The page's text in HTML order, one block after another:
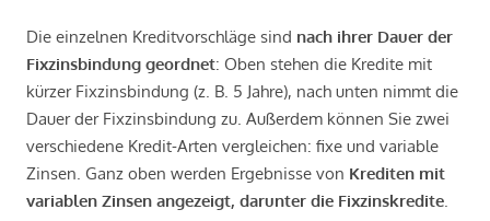
Die einzelnen Kreditvorschläge sind nach ihrer Dauer der
Fixzinsbindung geordnet: Oben stehen die Kredite mit
kürzer Fixzinsbindung (z. B. 5 Jahre), nach unten nimmt die
Dauer der Fixzinsbindung zu. Außerdem können Sie zwei
verschiedene Kredit-Arten vergleichen: fixe und variable
Zinsen. Ganz oben werden Ergebnisse von Krediten mit
variablen Zinsen angezeigt, darunter die Fixzinskredite